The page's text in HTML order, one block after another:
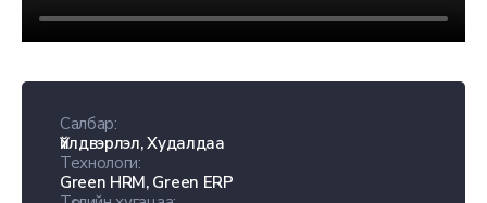
Салбар:
Үйлдвэрлэл, Худалдаа
Технологи:
Green HRM, Green ERP